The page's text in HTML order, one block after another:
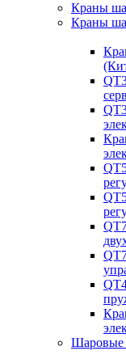
Краны
Краны
Шаровые